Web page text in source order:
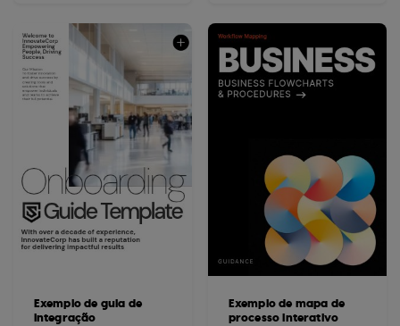
Exemplo de guia de
integração
Exemplo de mapa de
processo interativo